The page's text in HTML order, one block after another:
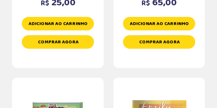
R$
ADICIONAR AO CARRINHO
COMPRAR AGORA
R$
ADICIONAR AO CARRINHO
COMPRAR AGORA